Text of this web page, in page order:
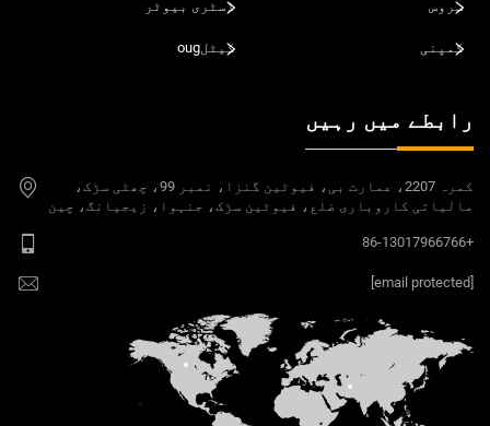
سروس ڈسٹری بیوٹر
کمپنی کیٹلoug
رابطے میں رہیں
کمرہ 2207، عمارت بی، فیوٹین گنزا، نمبر 99، چھٹی سڑک،
مالیاتی کاروباری ضلع، فیوٹین سڑک، جنہوا، زیجیانگ، چین
+86-13017966766